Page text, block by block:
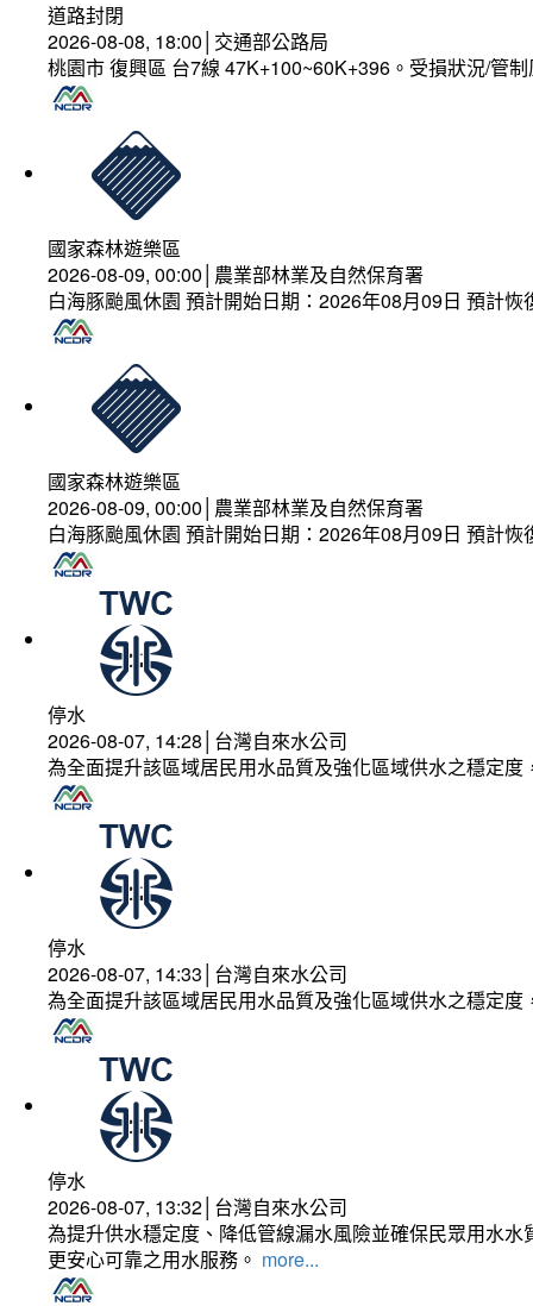
道路封閉
2026-08-08, 18:00│交通部公路局
桃園市 復興區 台7線 47K+100~60K+396。受損狀況/管
國家森林遊樂區
2026-08-09, 00:00│農業部林業及自然保育署
白海豚颱風休園 預計開始日期：2026年08月09日 預計
國家森林遊樂區
2026-08-09, 00:00│農業部林業及自然保育署
白海豚颱風休園 預計開始日期：2026年08月09日 預計
停水
2026-08-07, 14:28│台灣自來水公司
為全面提升該區域居民用水品質及強化區域供水之穩定
停水
2026-08-07, 14:33│台灣自來水公司
為全面提升該區域居民用水品質及強化區域供水之穩定
停水
2026-08-07, 13:32│台灣自來水公司
為提升供水穩定度、降低管線漏水風險並確保民眾用水
更安心可靠之用水服務。 more...